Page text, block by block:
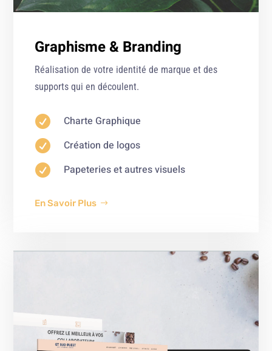
Graphisme & Branding
Réalisation de votre identité de marque et des
supports qui en découlent.
 Charte Graphique
 Création de logos
 Papeteries et autres visuels
En Savoir Plus